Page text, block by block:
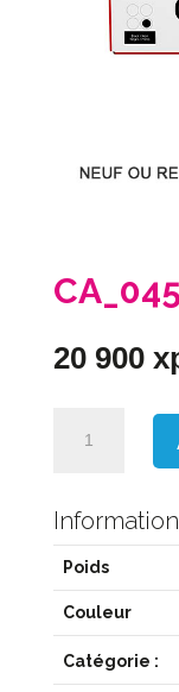
20 900
Poids
Couleur
Catégorie :